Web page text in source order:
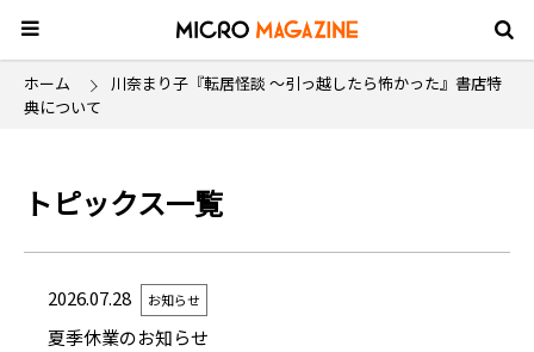
ホーム
川奈まり子『転居怪談 ～引っ越したら怖かった』書店特
典について
トピックス一覧
2026.07.28 お知らせ
夏季休業のお知らせ